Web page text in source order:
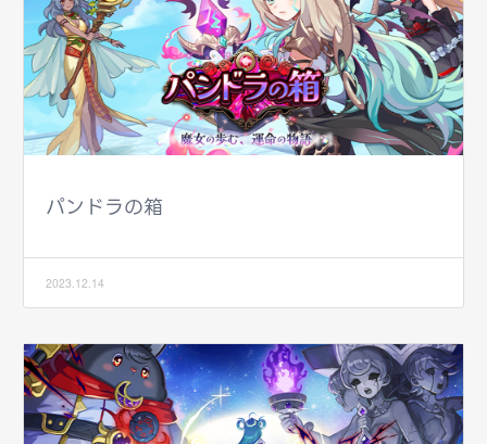
パンドラの箱
2023.12.14